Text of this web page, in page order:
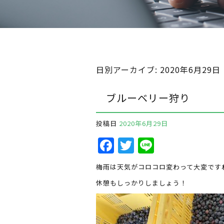
日別アーカイブ: 2020年6月29日
ブルーベリー狩り
投稿日 2020年6月29日
F
a
c
e
b
T
w
it
te
r
n
e
梅雨は天気がコロコロ変わって大変です
休憩もしっかりしましょう！